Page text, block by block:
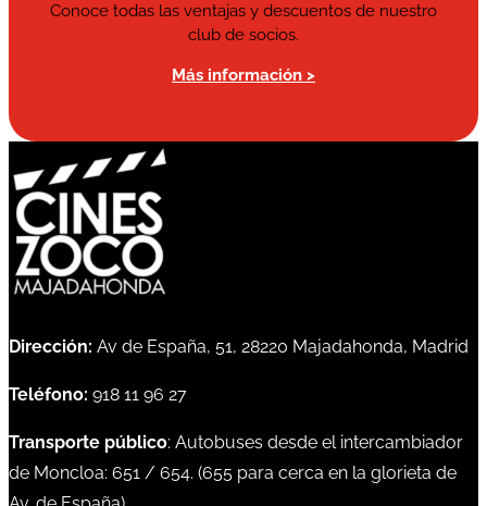
Conoce todas las ventajas y descuentos de nuestro
club de socios.
Más información >
Dirección: Av de España, 51, 28220 Majadahonda, Madrid
Teléfono: 918 11 96 27
Transporte público: Autobuses desde el intercambiador
de Moncloa: 651 / 654. (655 para cerca en la glorieta de